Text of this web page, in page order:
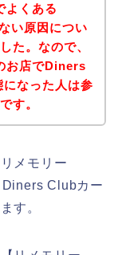
よくある
い原因につい
た。なので、
お店でDiners
なった人は参
す。
メモリー
Clubカー
す。